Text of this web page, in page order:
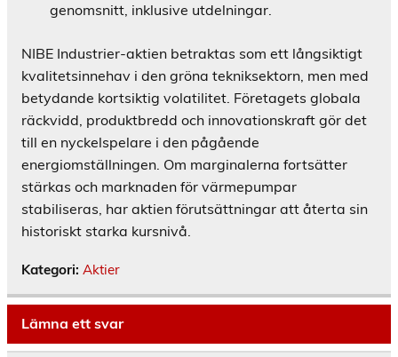
genomsnitt, inklusive utdelningar.
NIBE Industrier-aktien betraktas som ett långsiktigt
kvalitetsinnehav i den gröna tekniksektorn, men med
betydande kortsiktig volatilitet. Företagets globala
räckvidd, produktbredd och innovationskraft gör det
till en nyckelspelare i den pågående
energiomställningen. Om marginalerna fortsätter
stärkas och marknaden för värmepumpar
stabiliseras, har aktien förutsättningar att återta sin
historiskt starka kursnivå.
Kategori: Aktier
Lämna ett svar